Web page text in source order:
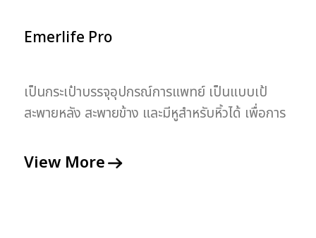
Emerlife Pro
เป็นกระเป๋าบรรจุอุปกรณ์การแพทย์ เป็นแบบเป้
สะพายหลัง สะพายข้าง และมีหูสำหรับหิ้วได้ เพื่อการ
View More